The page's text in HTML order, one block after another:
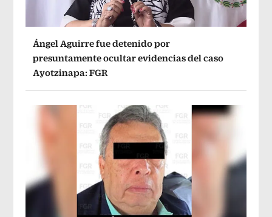
Ángel Aguirre fue detenido por
presuntamente ocultar evidencias del caso
Ayotzinapa: FGR